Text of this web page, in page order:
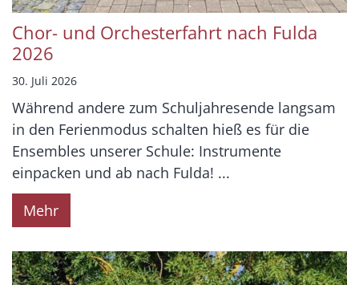
Chor- und Orchesterfahrt nach Fulda
2026
30. Juli 2026
Während andere zum Schuljahresende langsam
in den Ferienmodus schalten hieß es für die
Ensembles unserer Schule: Instrumente
einpacken und ab nach Fulda! ...
Mehr